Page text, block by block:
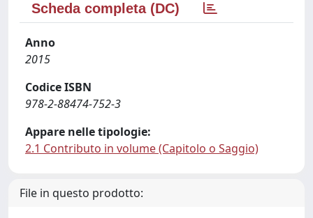
Scheda completa (DC)
Anno
2015
Codice ISBN
978-2-88474-752-3
Appare nelle tipologie:
2.1 Contributo in volume (Capitolo o Saggio)
File in questo prodotto: